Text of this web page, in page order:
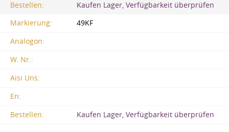
Bestellen:
Kaufen Lager, Verfügbarkeit überprüfen
Markierung:
49KF
Analogon:
W. Nr.:
Aisi Uns:
En:
Bestellen:
Kaufen Lager, Verfügbarkeit überprüfen